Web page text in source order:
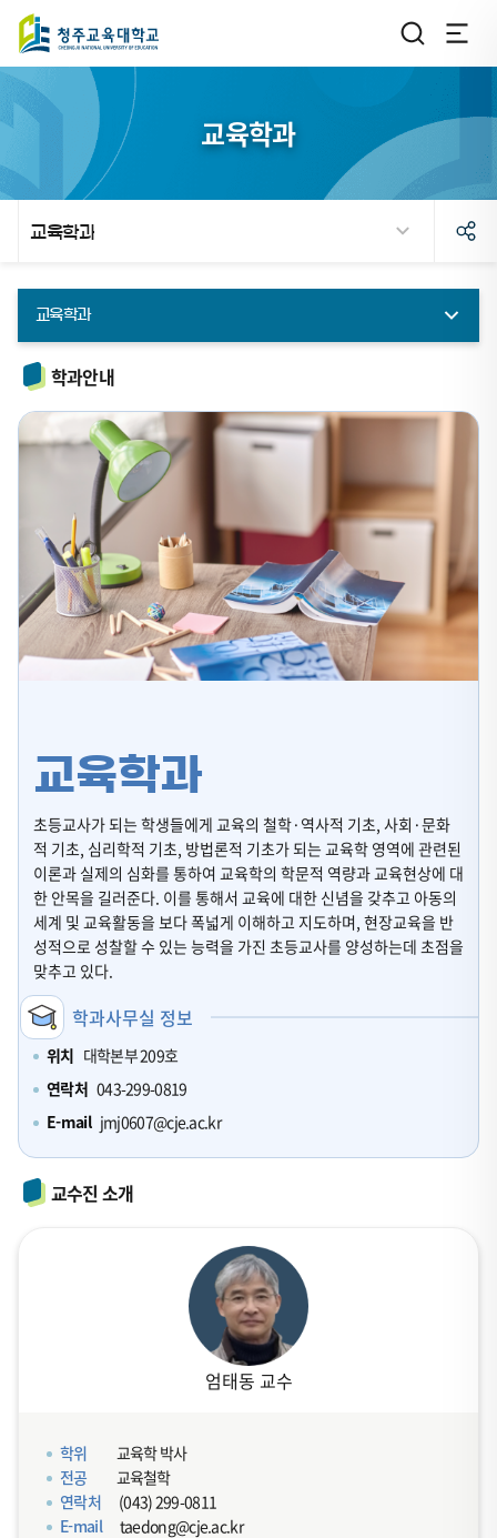
교육학과
교육학과
윤리교육과
국어교육과
사회과교육과
수학교육과
과학교육과
체육교육과
실과교육과
교육학과
영어교육과
컴퓨터교육과
학과안내
교육학과
초등교사가 되는 학생들에게 교육의 철학·역사적 기초, 사회·문화
적 기초, 심리학적 기초, 방법론적 기초가 되는 교육학 영역에 관련된
이론과 실제의 심화를 통하여 교육학의 학문적 역량과 교육현상에 대
한 안목을 길러준다. 이를 통해서 교육에 대한 신념을 갖추고 아동의
세계 및 교육활동을 보다 폭넓게 이해하고 지도하며, 현장교육을 반
성적으로 성찰할 수 있는 능력을 가진 초등교사를 양성하는데 초점을
맞추고 있다.
학과사무실 정보
위치 대학본부 209호
연락처 043-299-0819
E-mail jmj0607@cje.ac.kr
교수진 소개
엄태동 교수
학위
교육학 박사
전공
교육철학
연락처
(043) 299-0811
E-mail
taedong@cje.ac.kr